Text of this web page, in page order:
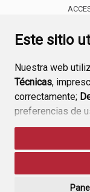
Este sitio
Nuestra web
Técnicas,
correctamente;
preferencias de
funcionamiento
Si acepta
consideramos